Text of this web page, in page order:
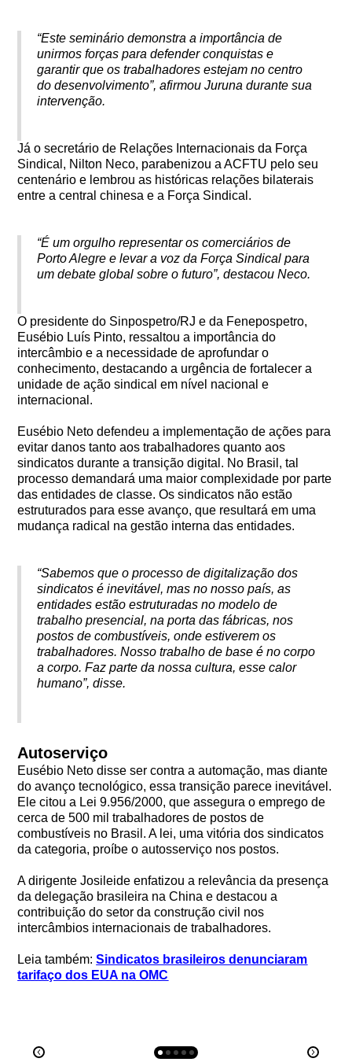
“Este seminário demonstra a importância de
unirmos forças para defender conquistas e
garantir que os trabalhadores estejam no centro
do desenvolvimento”, afirmou Juruna durante sua
intervenção.
Já o secretário de Relações Internacionais da Força
Sindical, Nilton Neco, parabenizou a ACFTU pelo seu
centenário e lembrou as históricas relações bilaterais
entre a central chinesa e a Força Sindical.
“É um orgulho representar os comerciários de
Porto Alegre e levar a voz da Força Sindical para
um debate global sobre o futuro”, destacou Neco.
O presidente do Sinpospetro/RJ e da Fenepospetro,
Eusébio Luís Pinto, ressaltou a importância do
intercâmbio e a necessidade de aprofundar o
conhecimento, destacando a urgência de fortalecer a
unidade de ação sindical em nível nacional e
internacional.
Eusébio Neto defendeu a implementação de ações para
evitar danos tanto aos trabalhadores quanto aos
sindicatos durante a transição digital. No Brasil, tal
processo demandará uma maior complexidade por parte
das entidades de classe. Os sindicatos não estão
estruturados para esse avanço, que resultará em uma
mudança radical na gestão interna das entidades.
“Sabemos que o processo de digitalização dos
sindicatos é inevitável, mas no nosso país, as
entidades estão estruturadas no modelo de
trabalho presencial, na porta das fábricas, nos
postos de combustíveis, onde estiverem os
trabalhadores. Nosso trabalho de base é no corpo
a corpo. Faz parte da nossa cultura, esse calor
humano”, disse.
Autoserviço
Eusébio Neto disse ser contra a automação, mas diante
do avanço tecnológico, essa transição parece inevitável.
Ele citou a Lei 9.956/2000, que assegura o emprego de
cerca de 500 mil trabalhadores de postos de
combustíveis no Brasil. A lei, uma vitória dos sindicatos
da categoria, proíbe o autosserviço nos postos.
A dirigente Josileide enfatizou a relevância da presença
da delegação brasileira na China e destacou a
contribuição do setor da construção civil nos
intercâmbios internacionais de trabalhadores.
Leia também:Sindicatos brasileiros denunciaram
tarifaço dos EUA na OMC